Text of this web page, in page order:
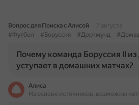
Вопрос для Поиска с Алисой
7 августа
#Футбол
#Боруссия #Дортмунд
Почему команда Боруссия II
уступает в домашних матчах?
Алиса
На основе источников, возможны